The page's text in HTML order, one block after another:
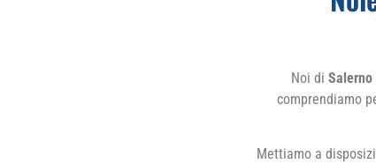
Noi di
comprendiamo
Mettiamo a